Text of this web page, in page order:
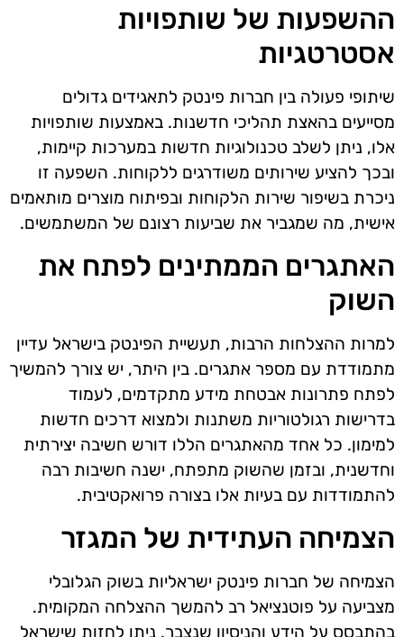
ההשפעות של שותפויות
אסטרטגיות
שיתופי פעולה בין חברות פינטק לתאגידים גדולים
מסייעים בהאצת תהליכי חדשנות. באמצעות שותפויות
אלו, ניתן לשלב טכנולוגיות חדשות במערכות קיימות,
ובכך להציע שירותים משודרגים ללקוחות. השפעה זו
ניכרת בשיפור שירות הלקוחות ובפיתוח מוצרים מותאמים
אישית, מה שמגביר את שביעות רצונם של המשתמשים.
האתגרים הממתינים לפתח את
השוק
למרות ההצלחות הרבות, תעשיית הפינטק בישראל עדיין
מתמודדת עם מספר אתגרים. בין היתר, יש צורך להמשיך
לפתח פתרונות אבטחת מידע מתקדמים, לעמוד
בדרישות רגולטוריות משתנות ולמצוא דרכים חדשות
למימון. כל אחד מהאתגרים הללו דורש חשיבה יצירתית
וחדשנית, ובזמן שהשוק מתפתח, ישנה חשיבות רבה
להתמודדות עם בעיות אלו בצורה פרואקטיבית.
הצמיחה העתידית של המגזר
הצמיחה של חברות פינטק ישראליות בשוק הגלובלי
מצביעה על פוטנציאל רב להמשך ההצלחה המקומית.
בהתבסס על הידע והניסיון שנצבר, ניתן לחזות שישראל